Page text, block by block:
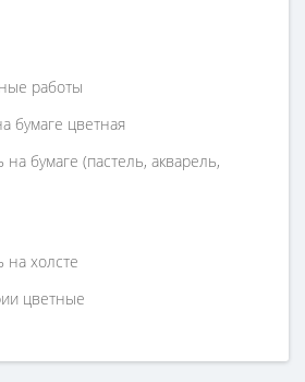
работы
бумаге цветная
бумаге (пастель, акварель,
на холсте
цветные